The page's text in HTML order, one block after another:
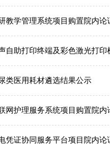
教学管理系统项目购置院内论
自助打印终端及彩色激光打
类医用耗材遴选结果公示
网护理服务系统项目购置院内
凭证协同服务平台项目院内论